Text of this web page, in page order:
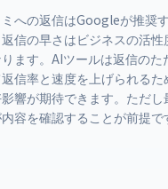
への返信はGoogleが推奨
信の早さはビジネスの活
ます。AIツールは返信の
返信率と速度を上げられる
響が期待できます。ただ
容を確認することが前提で